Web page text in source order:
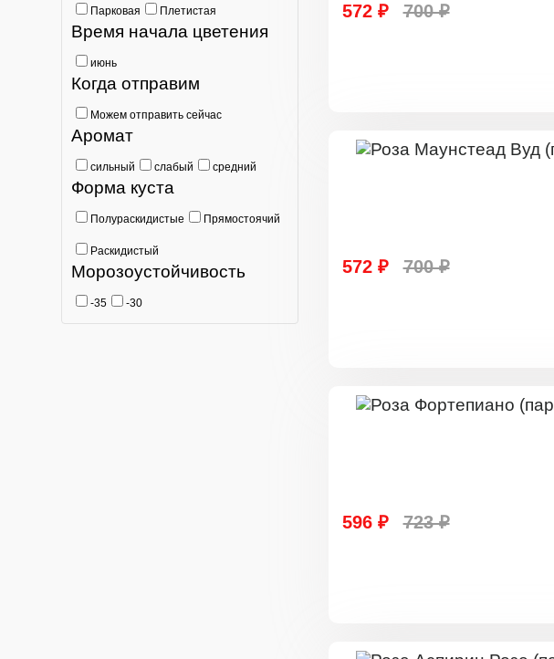
Парковая Плетистая
Время начала цветения
июнь
Когда отправим
Можем отправить сейчас
Аромат
сильный слабый средний
Форма куста
Полураскидистые Прямостоячий
Раскидистый
Морозоустойчивость
-35 -30
572 ₽ 700 ₽
572 ₽ 700 ₽
596 ₽ 723 ₽